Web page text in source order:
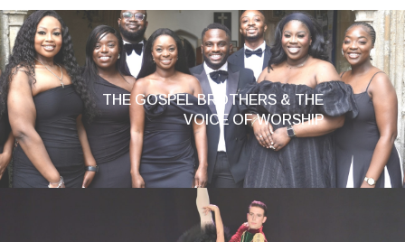
THE GOSPEL BROTHERS & THE
VOICE OF WORSHIP